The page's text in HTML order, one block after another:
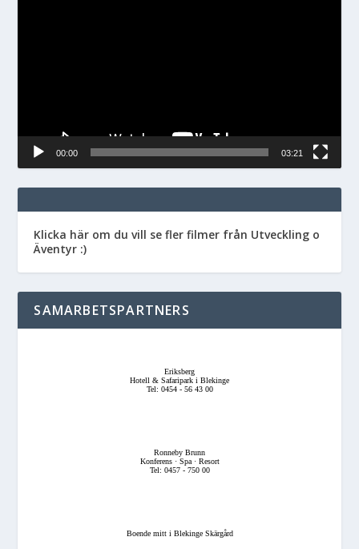
00:00 03:21
Klicka här om du vill se fler filmer från Utveckling o
Äventyr :)
SAMARBETSPARTNERS
Eriksberg
Hotell & Safaripark i Blekinge
Tel: 0454 - 56 43 00
Ronneby Brunn
Konferens · Spa · Resort
Tel: 0457 - 750 00
Boende mitt i Blekinge Skärgård